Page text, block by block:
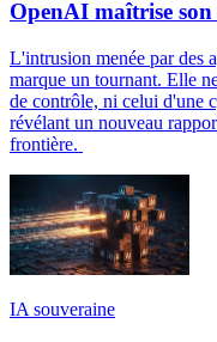
OpenAI maîtrise
L'intrusion menée par des
marque un tournant. Elle
de contrôle, ni celui d'une
révélant un nouveau
frontière.
IA souveraine